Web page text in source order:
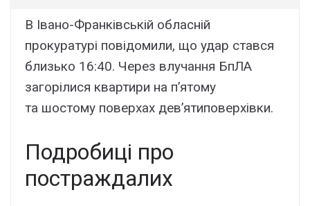
В Івано-Франківській обласній
прокуратурі повідомили, що удар стався
близько 16:40. Через влучання БпЛА
загорілися квартири на п’ятому
та шостому поверхах дев’ятиповерхівки.
Подробиці про
постраждалих